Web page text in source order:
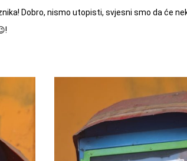
Dobro, nismo utopisti, svjesni smo da će